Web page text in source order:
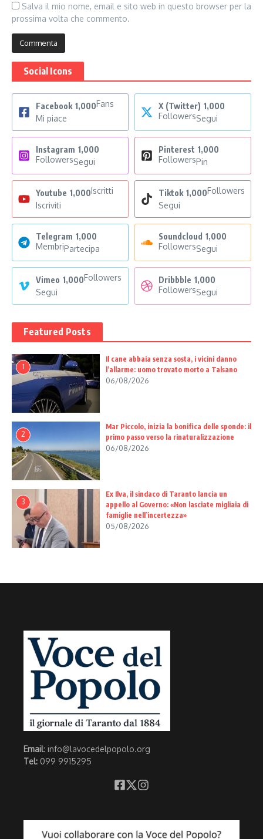
Salva il mio nome, email e sito web in questo browser per la
prossima volta che commento.
Social Icons
Facebook 1,000Fans
Mi piace
X (Twitter) 1,000
FollowersSegui
Instagram 1,000
FollowersSegui
Pinterest 1,000
FollowersPin
Youtube 1,000Iscritti
Iscriviti
Tiktok 1,000Followers
Segui
Telegram 1,000
MembriPartecipa
Soundcloud 1,000
FollowersSegui
Vimeo 1,000Followers
Segui
Dribbble 1,000
FollowersSegui
Featured Posts
1
Il cane abbaia senza sosta, i vicini danno
l’allarme: uomo trovato morto a Talsano
06/08/2026
2
Mar Piccolo, inizia la bonifica delle sponde: il
primo passo verso la rinaturalizzazione
06/08/2026
3
Ex Ilva, il sindaco di Taranto lancia un
appello al Governo: «Non lasciate migliaia di
famiglie nell’incertezza»
05/08/2026
Email: info@lavocedelpopolo.org
Tel: 099 9915295